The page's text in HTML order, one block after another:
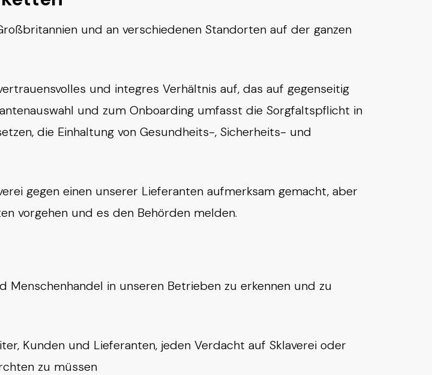
und an verschiedenen Standorten auf der ganzen
und integres Verhältnis auf, das auf gegenseitig
und zum Onboarding umfasst die Sorgfaltspflicht in
die Einhaltung von Gesundheits-, Sicherheits- und
gegen einen unserer Lieferanten aufmerksam gemacht, aber
vorgehen und es den Behörden melden.
Menschenhandel in unseren Betrieben zu erkennen und zu
Kunden und Lieferanten, jeden Verdacht auf Sklaverei oder
zu müssen